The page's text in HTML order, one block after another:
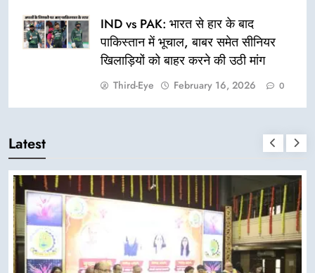
IND vs PAK: भारत से हार के बाद
पाकिस्तान में भूचाल, बाबर समेत सीनियर
खिलाड़ियों को बाहर करने की उठी मांग
Third-Eye February 16, 2026 0
Latest